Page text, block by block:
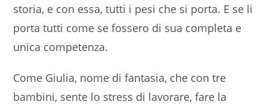
storia, e con essa, tutti i pesi che si porta. E se li
porta tutti come se fossero di sua completa e
unica competenza.
Come Giulia, nome di fantasia, che con tre
bambini, sente lo stress di lavorare, fare la